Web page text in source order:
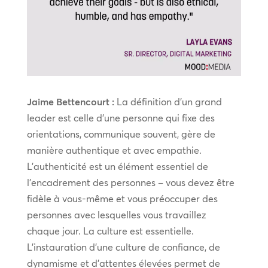
Jaime Bettencourt :La définition d’un grand
leader est celle d’une personne qui fixe des
orientations, communique souvent, gère de
manière authentique et avec empathie.
L’authenticité est un élément essentiel de
l’encadrement des personnes – vous devez être
fidèle à vous-même et vous préoccuper des
personnes avec lesquelles vous travaillez
chaque jour. La culture est essentielle.
L’instauration d’une culture de confiance, de
dynamisme et d’attentes élevées permet de